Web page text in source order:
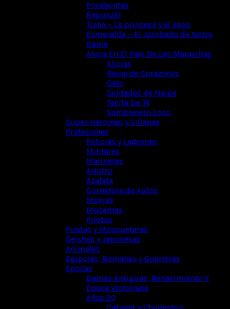
Pocahontas
Rapunzel
Tiana – La princesa y el sapo
Esmeralda – El Jorobado de Notre
Dame
Alicia En El Pais De Las Maravillas
Alicias
Reina de Corazones
Gato
Soldadas de Naipe
Tacita De Té
Sombrerero Loco
Super Heroinas y Villanas
Profesiones
Policias y Ladrones
Militares
Marineras
Arbitro
Azafata
Corredora de Autos
Monjas
Mucamas
Pilotos
Piratas y Mosqueteras
Geishas y Japonesas
Animales
Egipcias, Romanas y Guerreras
Epocas
Damas Antiguas, Renacimiento Y
Época Victoriana
Años 20